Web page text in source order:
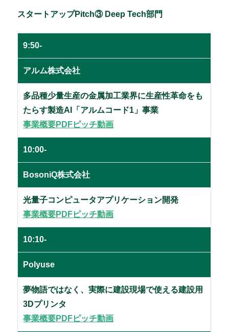
スタートアップPitch③ Deep Tech部門
9:50-
アルム株式会社
多品種少量生産の金属加工業界に生産性革命をも
たらす製造AI「アルムコード1」事業
事業概要PDFピッチ動画
10:00-
BosoniQ株式会社
光量子コンピュータアプリケーション開発
事業概要PDFピッチ動画
10:10-
Polyuse
夢物語ではなく、実際に建設現場で使える建設用
3Dプリンタ
事業概要PDFピッチ動画